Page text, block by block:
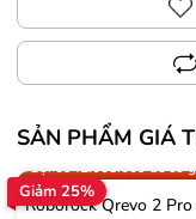
SẢN PHẨM GIÁ
Giảm 25%
Trợ giá 300.000đ
Gọi 0942.008.009 để có
Roborock Qrevo 2